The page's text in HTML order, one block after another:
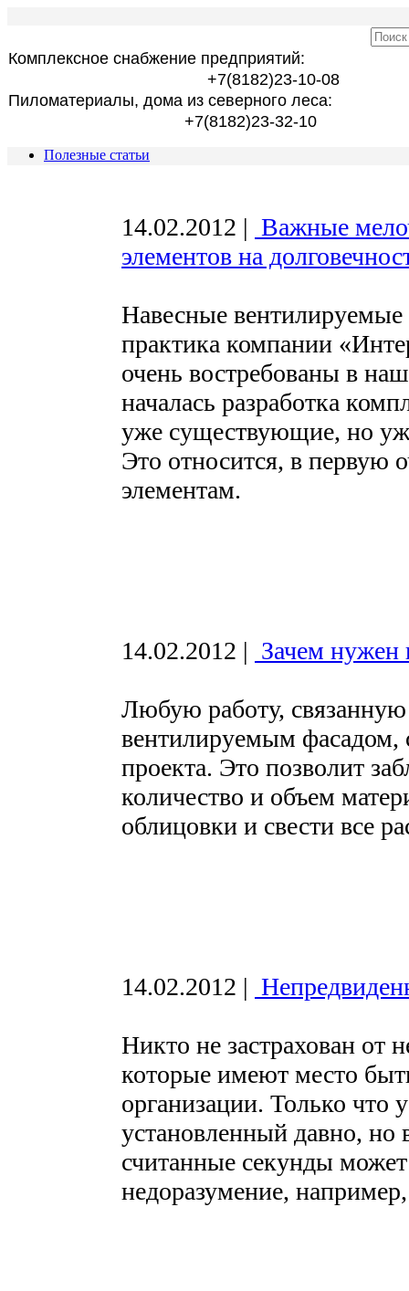
Комплексное снабжение предприятий:
+7(8182)23-10-08
Пиломатериалы, дома из северного леса:
+7(8182)23-32-10
Полезные статьи
14.02.2012 | Важные
элементов на
Навесные вентилируемые
практика компании
очень востребованы в
началась разработка
уже существующие, но
Это относится, в первую
элементам.
14.02.2012 | Зачем нужен
Любую работу,
вентилируемым фасадом,
проекта. Это позволит
количество и объем
облицовки и свести все
14.02.2012 |
Никто не застрахован от
которые имеют место
организации. Только что
установленный давно, но
считанные секунды
недоразумение,